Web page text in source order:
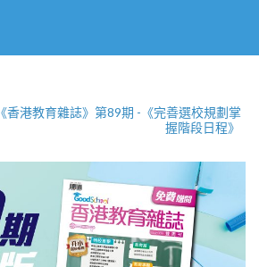
《香港教育雜誌》第89期 -《完善選校規劃掌
握階段日程》